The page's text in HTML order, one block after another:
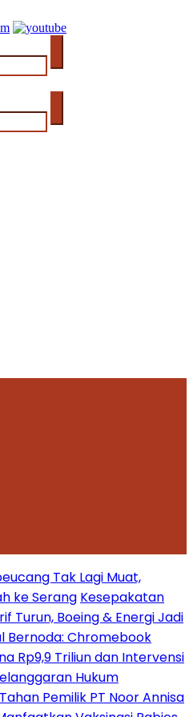
Tak Lagi Muat,
ke Serang Kesepakatan
Turun, Boeing & Energi Jadi
Bernoda: Chromebook
Rp9,9 Triliun dan Intervensi
Hukum
Pemilik PT Noor Annisa